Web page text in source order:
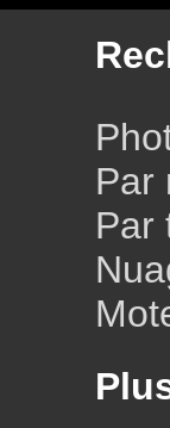
Par
Par